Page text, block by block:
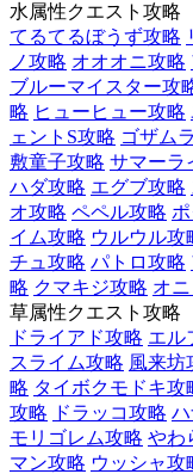
水属性クエスト攻略
てるてるぼうず攻略
ノ攻略 オオオニ攻略
ブルーマイスター攻
略 ヒューヒュー攻略
ェントS攻略 ゴザム
敷童子攻略 サマーラ
ハダ攻略 エグブ攻略
オ攻略 ペペル攻略
イム攻略 ウルウル攻
チュ攻略 パトロ攻略
略 クマキジ攻略 オ
草属性クエスト攻略
ドライアド攻略 エル
スライム攻略 風来坊
略 タイボクモドキ攻
攻略 ドラッコ攻略
モリゴレム攻略 やわ
マン攻略 ウッシャ攻